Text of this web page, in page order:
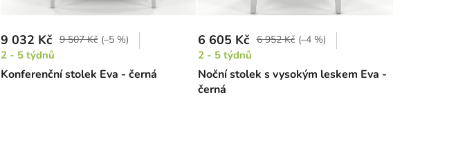
Konferenční stolek Eva - černá
9 032 Kč 9 507 Kč (–5 %)
2 - 5 týdnů
Noční stolek s vysokým leskem Eva -
černá
6 605 Kč 6 952 Kč (–4 %)
2 - 5 týdnů